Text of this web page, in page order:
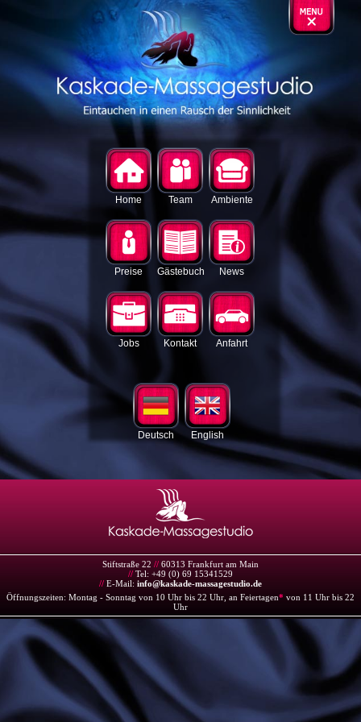
Home Team Ambiente
Preise Gästebuch News
Jobs Kontakt Anfahrt
Deutsch English
Stiftstraße 22 // 60313 Frankfurt am Main
// Tel: +49 (0) 69 15341529
// E-Mail: info@kaskade-massagestudio.de
Öffnungszeiten: Montag - Sonntag von 10 Uhr bis 22 Uhr, an Feiertagen* von 11 Uhr bis 22
Uhr